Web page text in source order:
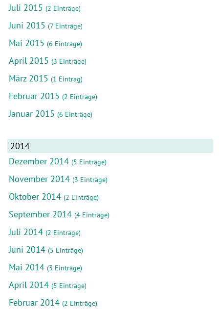
Juli 2015 (2 Einträge)
Juni 2015 (7 Einträge)
Mai 2015 (6 Einträge)
April 2015 (3 Einträge)
März 2015 (1 Eintrag)
Februar 2015 (2 Einträge)
Januar 2015 (6 Einträge)
2014
Dezember 2014 (5 Einträge)
November 2014 (3 Einträge)
Oktober 2014 (2 Einträge)
September 2014 (4 Einträge)
Juli 2014 (2 Einträge)
Juni 2014 (5 Einträge)
Mai 2014 (3 Einträge)
April 2014 (5 Einträge)
Februar 2014 (2 Einträge)